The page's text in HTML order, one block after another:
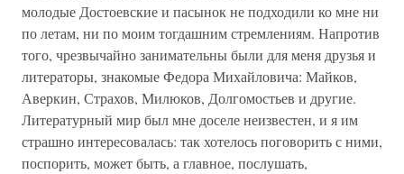
молодые Достоевские и пасынок не подходили ко мне ни
по летам, ни по моим тогдашним стремлениям. Напротив
того, чрезвычайно занимательны были для меня друзья и
литераторы, знакомые Федора Михайловича: Майков,
Аверкин, Страхов, Милюков, Долгомостьев и другие.
Литературный мир был мне доселе неизвестен, и я им
страшно интересовалась: так хотелось поговорить с ними,
поспорить, может быть, а главное, послушать,